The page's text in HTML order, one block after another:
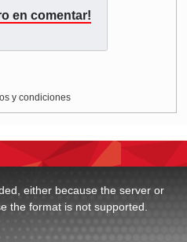
en comentar!
y condiciones
either because the server or
the format is not supported.